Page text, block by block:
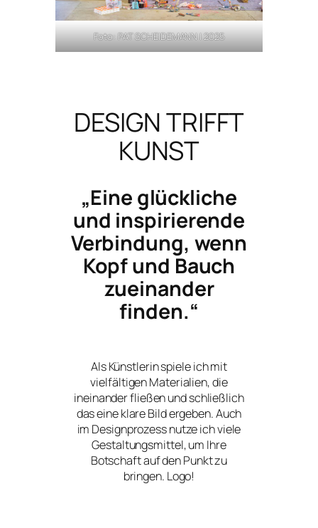
Foto: PAT SCHEIDEMANN | 2025
DESIGN TRIFFT
KUNST
„Eine glückliche
und inspirierende
Verbindung, wenn
Kopf und Bauch
zueinander
finden.“
Als Künstlerin spiele ich mit
vielfältigen Materialien, die
ineinander fließen und schließlich
das eine klare Bild ergeben. Auch
im Designprozess nutze ich viele
Gestaltungsmittel, um Ihre
Botschaft auf den Punkt zu
bringen. Logo!